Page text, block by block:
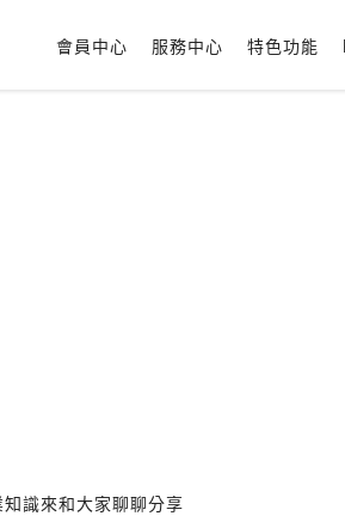
會員中心 服務中心 特色功能
識來和大家聊聊分享